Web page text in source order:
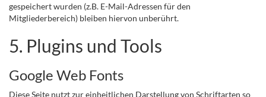
gespeichert wurden (z.B. E-Mail-Adressen für den
Mitgliederbereich) bleiben hiervon unberührt.
5. Plugins und Tools
Google Web Fonts
Diese Seite nutzt zur einheitlichen Darstellung von Schriftarten so